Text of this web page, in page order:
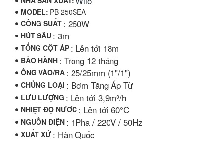
MODEL: PB 250SEA
CÔNG SUẤT : 250W
HÚT SÂU : 3m
TỔNG CỘT ÁP : Lên tới 18m
BẢO HÀNH : Trong 12 tháng
ỐNG VÀO/RA : 25/25mm (1"/1")
CHỦNG LOẠI : Bơm Tăng Áp Từ
LƯU LƯỢNG : Lên tới 3,9m³/h
NHIỆT ĐỘ NƯỚC : Lên tới 60°C
NGUỒN ĐIỆN : 1Pha / 220V / 50Hz
XUẤT XỨ : Hàn Quốc